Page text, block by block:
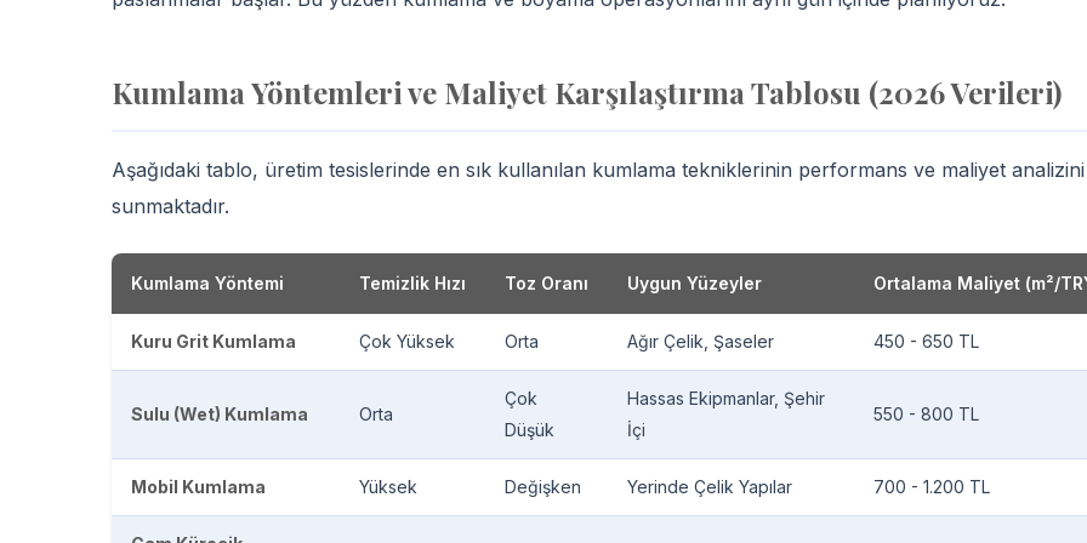
Kumlama Yöntemleri ve Maliyet Karşılaştırma Tablosu (2026 Verileri)
Aşağıdaki tablo, üretim tesislerinde en sık kullanılan kumlama tekniklerinin performans ve maliyet analizini
sunmaktadır.
Kumlama Yöntemi Temizlik Hızı Toz Oranı Uygun Yüzeyler Ortalama Maliyet (m²/
Kuru Grit Kumlama Çok Yüksek Orta Ağır Çelik, Şaseler 450 - 650 TL
Sulu (Wet) Kumlama Orta
Çok
Düşük
Hassas Ekipmanlar, Şehir
İçi
550 - 800 TL
Mobil Kumlama Yüksek Değişken Yerinde Çelik Yapılar 700 - 1.200 TL